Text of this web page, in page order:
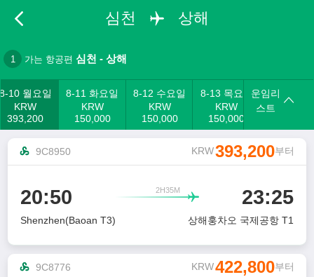
심천 상해
1 가는 항공편 심천 -상해
10 월요일
KRW
393,200
8-11 화요일
KRW
150,000
8-12 수요일
KRW
150,000
8-13 목요일
KRW
150,000
운임리
스트
9C8950 KRW393,200부터
20:50 2H35M
 23:25
Shenzhen(Baoan T3) 상해훙차오 국제공항 T1
9C8776 KRW422,800부터